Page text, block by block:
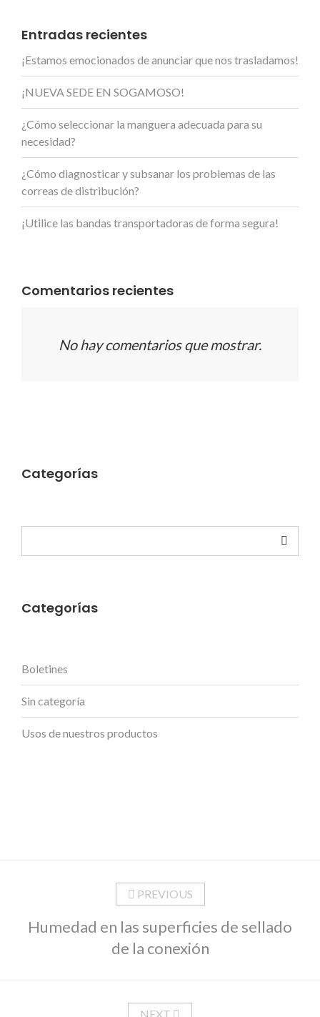
Entradas recientes
¡Estamos emocionados de anunciar que nos trasladamos!
¡NUEVA SEDE EN SOGAMOSO!
¿Cómo seleccionar la manguera adecuada para su
necesidad?
¿Cómo diagnosticar y subsanar los problemas de las
correas de distribución?
¡Utilice las bandas transportadoras de forma segura!
Comentarios recientes
No hay comentarios que mostrar.
Categorías
Categorías
Boletines
Sin categoría
Usos de nuestros productos
PREVIOUS
Humedad en las superficies de sellado
de la conexión
NEXT